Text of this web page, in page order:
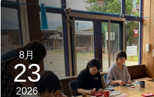
8月
23
2026